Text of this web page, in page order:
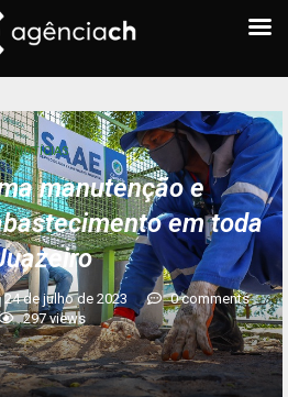
NOTÍCIAS
manutenção e
em toda
24 de julho de 2023
0 comments
297views